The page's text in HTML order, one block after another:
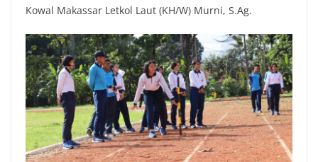
Kowal Makassar Letkol Laut (KH/W) Murni, S.Ag.